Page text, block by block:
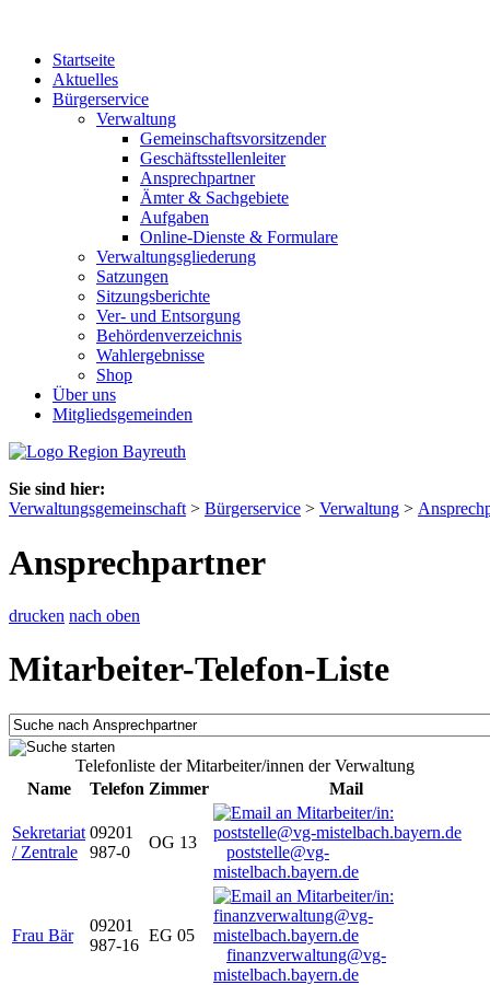
Startseite
Aktuelles
Bürgerservice
Verwaltung
Gemeinschaftsvorsitzender
Geschäftsstellenleiter
Ansprechpartner
Ämter & Sachgebiete
Aufgaben
Online-Dienste & Formulare
Verwaltungsgliederung
Satzungen
Sitzungsberichte
Ver- und Entsorgung
Behördenverzeichnis
Wahlergebnisse
Shop
Über uns
Mitgliedsgemeinden
Sie sind hier:
Verwaltungsgemeinschaft > Bürgerservice > Verwaltung >
Ansprechpartner
drucken nach oben
Mitarbeiter-Telefon-Liste
Telefonliste der Mitarbeiter/innen der Verwaltung
Name
Telefon Zimmer Mail
Sekretariat
/ Zentrale
09201
987-0
OG 13
poststelle@vg-
mistelbach.bayern.de
Frau Bär
09201
987-16
EG 05
finanzverwaltung@vg-
mistelbach.bayern.de